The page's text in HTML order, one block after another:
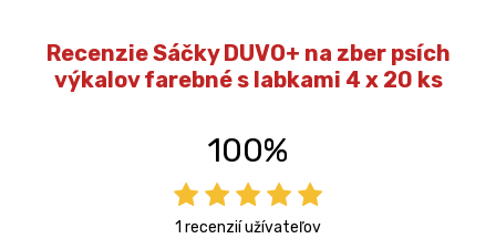
Recenzie Sáčky DUVO+ na zber psích
výkalov farebné s labkami 4 x 20 ks
100%
1 recenzií užívateľov